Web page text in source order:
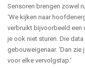
Sensoren brengen zowel
‘We kijken naar
verbruikt bijvoorbeeld een
je ook niet sturen. Die
gebouweigenaar. ‘Dan
voor elke vervolgstap.’